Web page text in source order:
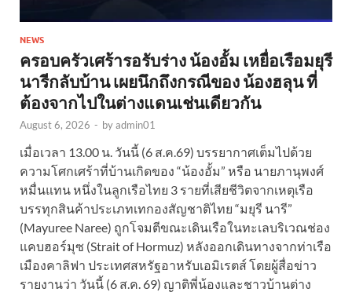
NEWS
ครอบครัวเศร้ารอรับร่าง น้องอั้ม เหยื่อเรือมยุรี
นารีกลับบ้าน เผยนึกถึงกรณีของ น้องฮลุน ที่
ต้องจากไปในต่างแดนเช่นเดียวกัน
August 6, 2026 - byadmin01
เมื่อเวลา 13.00 น. วันนี้ (6 ส.ค.69) บรรยากาศเต็มไปด้วย
ความโศกเศร้าที่บ้านเกิดของ “น้องอั้ม” หรือ นายภานุพงศ์
หมื่นแทน หนึ่งในลูกเรือไทย 3 รายที่เสียชีวิตจากเหตุเรือ
บรรทุกสินค้าประเภทเทกองสัญชาติไทย “มยุรี นารี”
(Mayuree Naree) ถูกโจมตีขณะเดินเรือในทะเลบริเวณช่อง
แคบฮอร์มุซ (Strait of Hormuz) หลังออกเดินทางจากท่าเรือ
เมืองคาลิฟา ประเทศสหรัฐอาหรับเอมิเรตส์ โดยผู้สื่อข่าว
รายงานว่า วันนี้ (6 ส.ค. 69) ญาติพี่น้องและชาวบ้านต่าง